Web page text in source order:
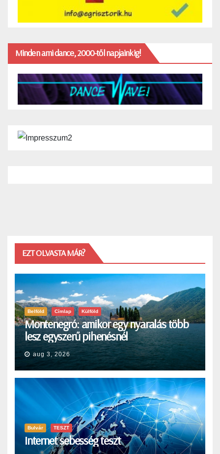
Minden ami dance, 2000-től napjainkig!
EZT OLVASTA MÁR?
Belföld Címlap Külföld
Montenegró: amikor egy nyaralás több
lesz egyszerű pihenésnél
aug 3, 2026
Bulvár TESZT
Internet sebesség teszt